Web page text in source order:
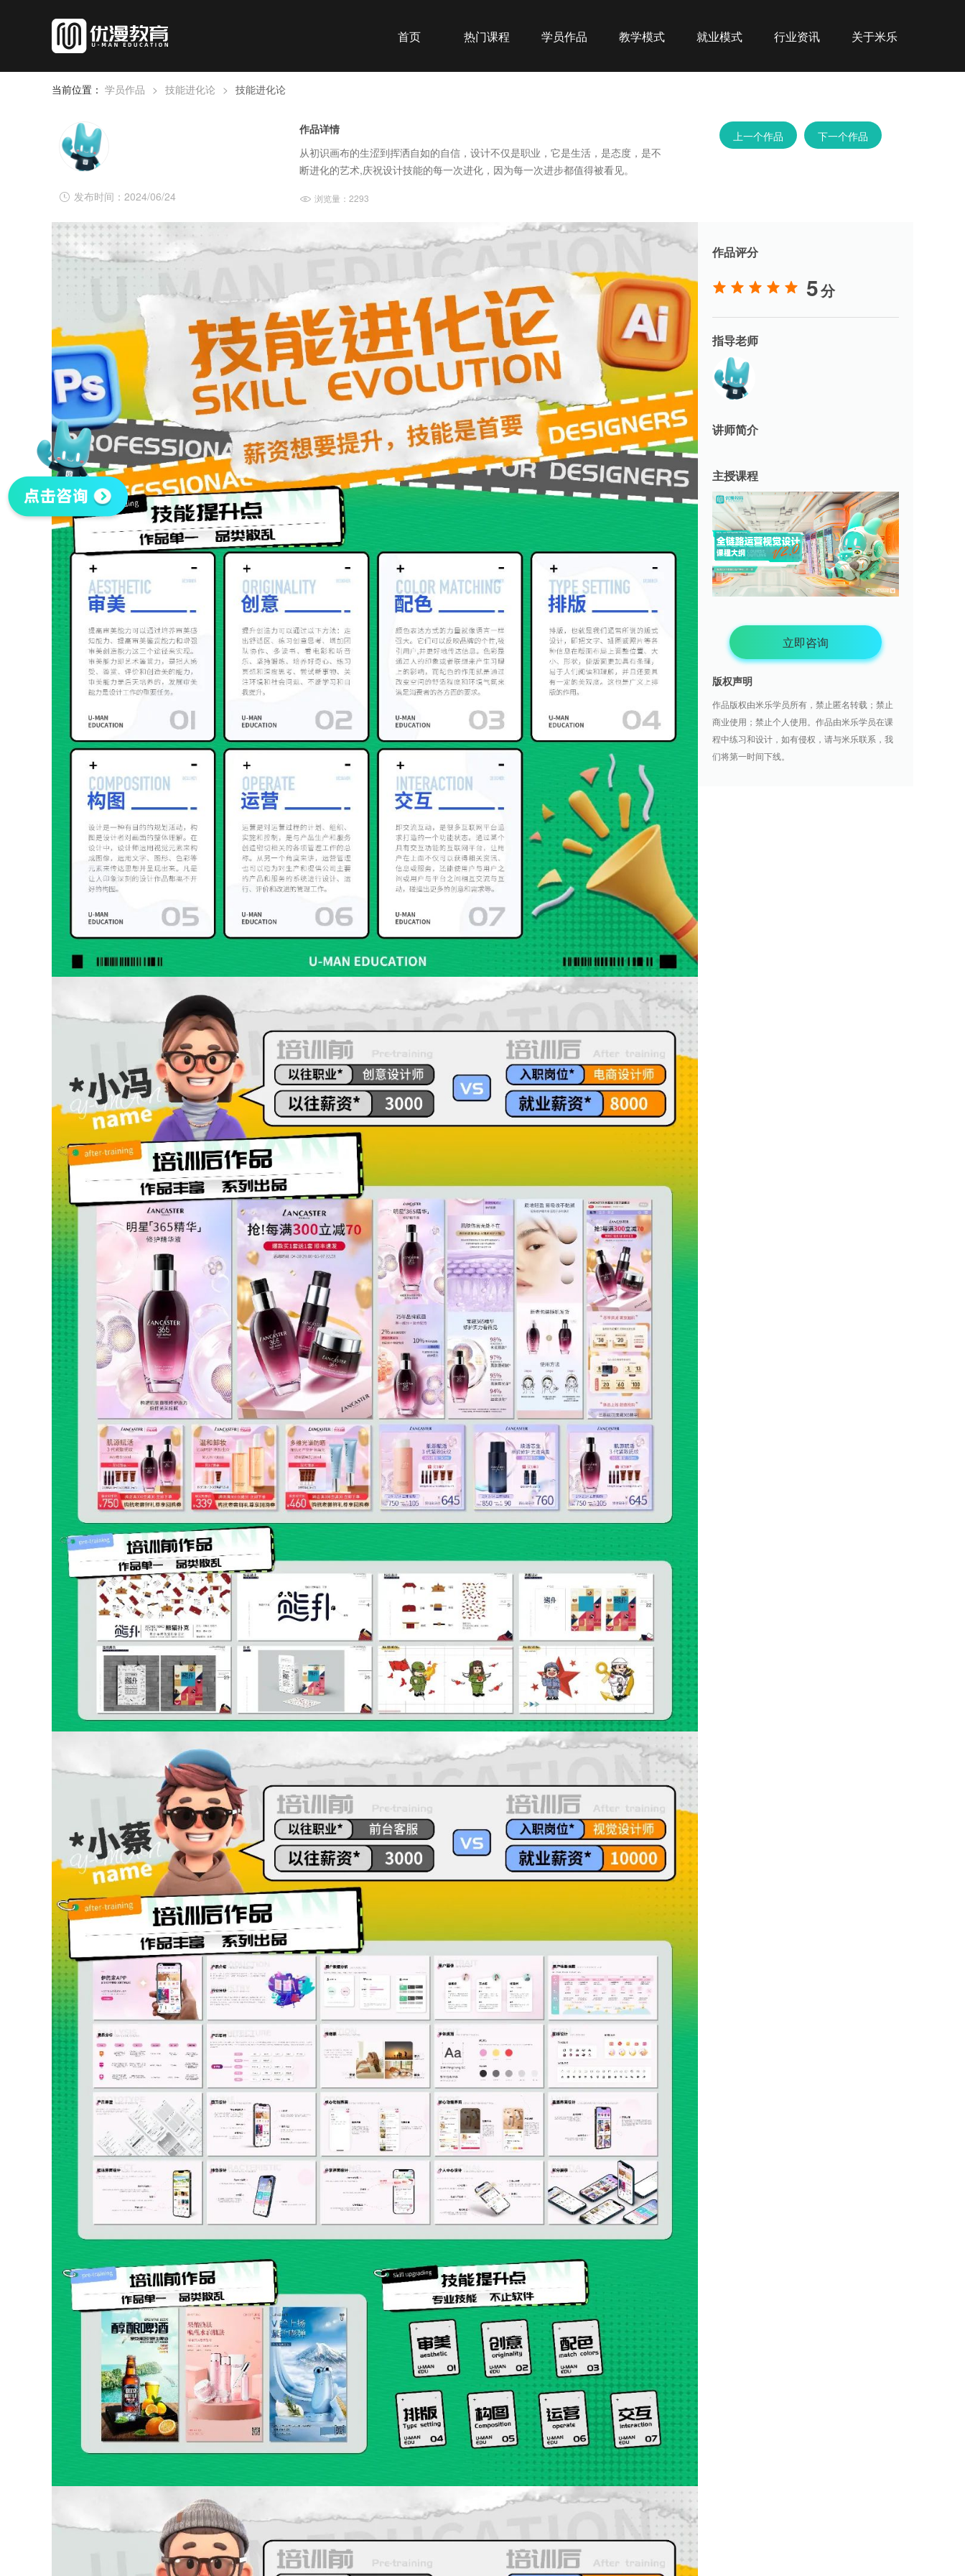
首页 热门课程 学员作品 教学模式 就业模式 行业资讯 关于米乐
当前位置： 学员作品 > 技能进化论 > 技能进化论
发布时间：2024/06/24
作品详情
从初识画布的生涩到挥洒自如的自信，设计不仅是职业，它是生活，是态度，是不
断进化的艺术,庆祝设计技能的每一次进化，因为每一次进步都值得被看见。
浏览量：2293
上一个作品 下一个作品
作品评分
5分
指导老师
讲师简介
主授课程
立即咨询
版权声明
作品版权由米乐学员所有，禁止匿名转载；禁止
商业使用；禁止个人使用。作品由米乐学员在课
程中练习和设计，如有侵权，请与米乐联系，我
们将第一时间下线。